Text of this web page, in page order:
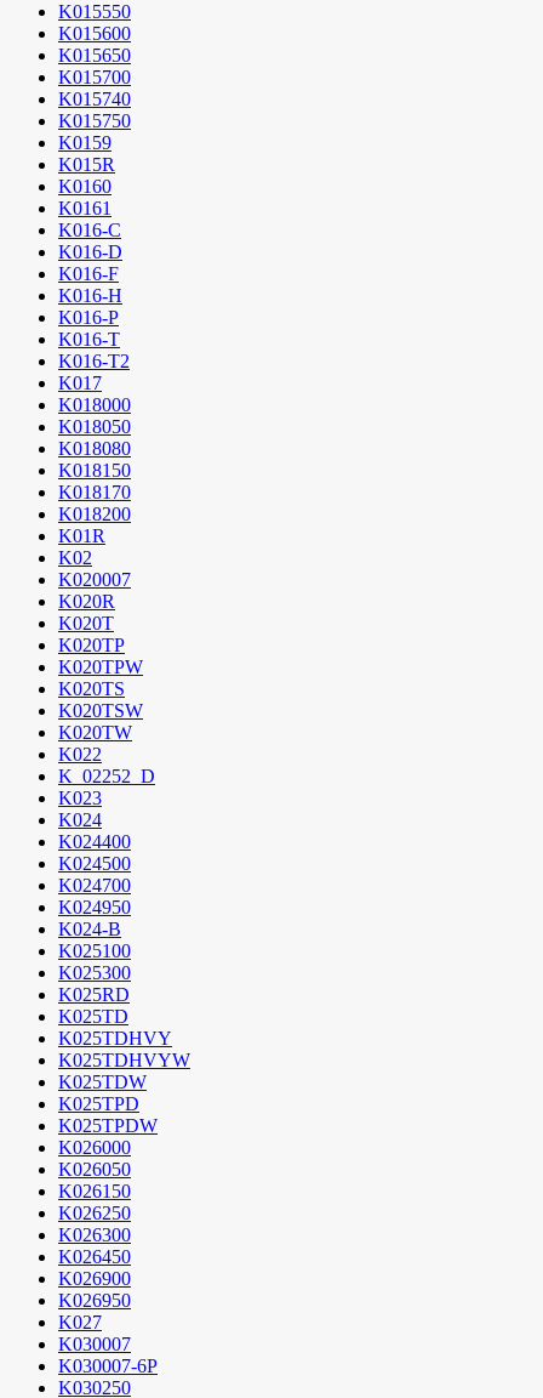
K015550
K015600
K015650
K015700
K015740
K015750
K0159
K015R
K0160
K0161
K016-C
K016-D
K016-F
K016-H
K016-P
K016-T
K016-T2
K017
K018000
K018050
K018080
K018150
K018170
K018200
K01R
K02
K020007
K020R
K020T
K020TP
K020TPW
K020TS
K020TSW
K020TW
K022
K_02252_D
K023
K024
K024400
K024500
K024700
K024950
K024-B
K025100
K025300
K025RD
K025TD
K025TDHVY
K025TDHVYW
K025TDW
K025TPD
K025TPDW
K026000
K026050
K026150
K026250
K026300
K026450
K026900
K026950
K027
K030007
K030007-6P
K030250